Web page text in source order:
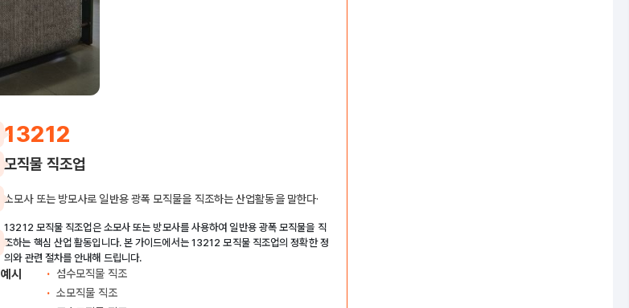
13212
모직물 직조업
소모사 또는 방모사로 일반용 광폭 모직물을 직조하는 산업활동을 말한다·
13212 모직물 직조업은 소모사 또는 방모사를 사용하여 일반용 광폭 모직물을 직
조하는 핵심 산업 활동입니다. 본 가이드에서는 13212 모직물 직조업의 정확한 정
의와 관련 절차를 안내해 드립니다.
예시
섬수모직물 직조
소모직물 직조